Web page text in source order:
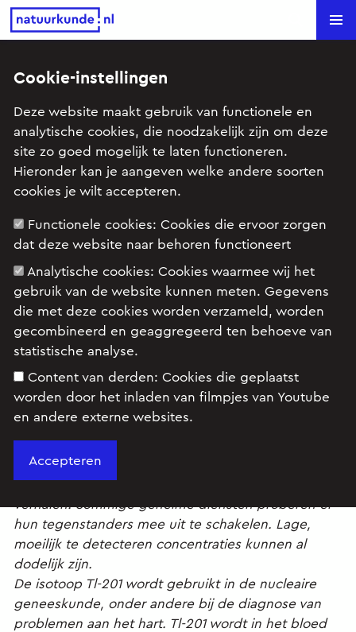
Natuurkunde.nl Search
Thallium (VWO1, 2008-2, opg 3)
Onderwerp: Atoomfysica, Kern- & Deeltjesprocessen
(vwo), Kernfysica
Examenopgave VWO, natuurkunde 1, 2008 tijdvak
2, opgave 3: Thallium
Lees onderstaand artikel.
Thallium (Tl) is vooral bekend als rattengif. Schrijvers
van detectiveboeken gebruiken het in hun
verhalen. Sommige geheime diensten proberen er
hun tegenstanders mee uit te schakelen. Lage,
moeilijk te detecteren concentraties kunnen al
dodelijk zijn.
De isotoop Tl-201 wordt gebruikt in de nucleaire
geneeskunde, onder andere bij de diagnose van
problemen aan het hart. Tl-201 wordt in het bloed
Cookie-instellingen
Deze website maakt gebruik van functionele en
analytische cookies, die noodzakelijk zijn om deze
site zo goed mogelijk te laten functioneren.
Hieronder kan je aangeven welke andere soorten
cookies je wilt accepteren.
Functionele cookies: Cookies die ervoor zorgen
dat deze website naar behoren functioneert
Analytische cookies: Cookies waarmee wij het
gebruik van de website kunnen meten. Gegevens
die met deze cookies worden verzameld, worden
gecombineerd en geaggregeerd ten behoeve van
statistische analyse.
Content van derden: Cookies die geplaatst
worden door het inladen van filmpjes van Youtube
en andere externe websites.